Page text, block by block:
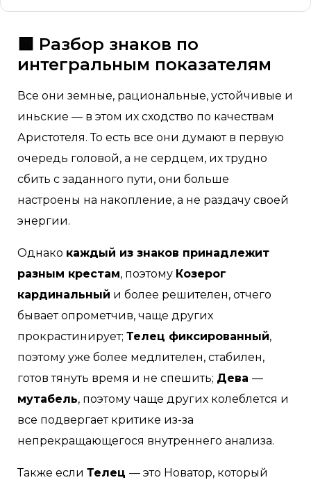
🟩 Разбор знаков по
интегральным показателям
Все они земные, рациональные, устойчивые и
иньские — в этом их сходство по качествам
Аристотеля. То есть все они думают в первую
очередь головой, а не сердцем, их трудно
сбить с заданного пути, они больше
настроены на накопление, а не раздачу своей
энергии.
Однако каждый из знаков принадлежит
разным крестам, поэтому Козерог
кардинальный и более решителен, отчего
бывает опрометчив, чаще других
прокрастинирует; Телец фиксированный,
поэтому уже более медлителен, стабилен,
готов тянуть время и не спешить; Дева —
мутабель, поэтому чаще других колеблется и
все подвергает критике из-за
непрекращающегося внутреннего анализа.
Также если Телец — это Новатор, который